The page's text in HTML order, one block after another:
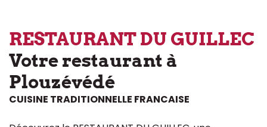
RESTAURANT DU GUILLEC
Votre restaurant à
Plouzévédé
CUISINE TRADITIONNELLE FRANCAISE